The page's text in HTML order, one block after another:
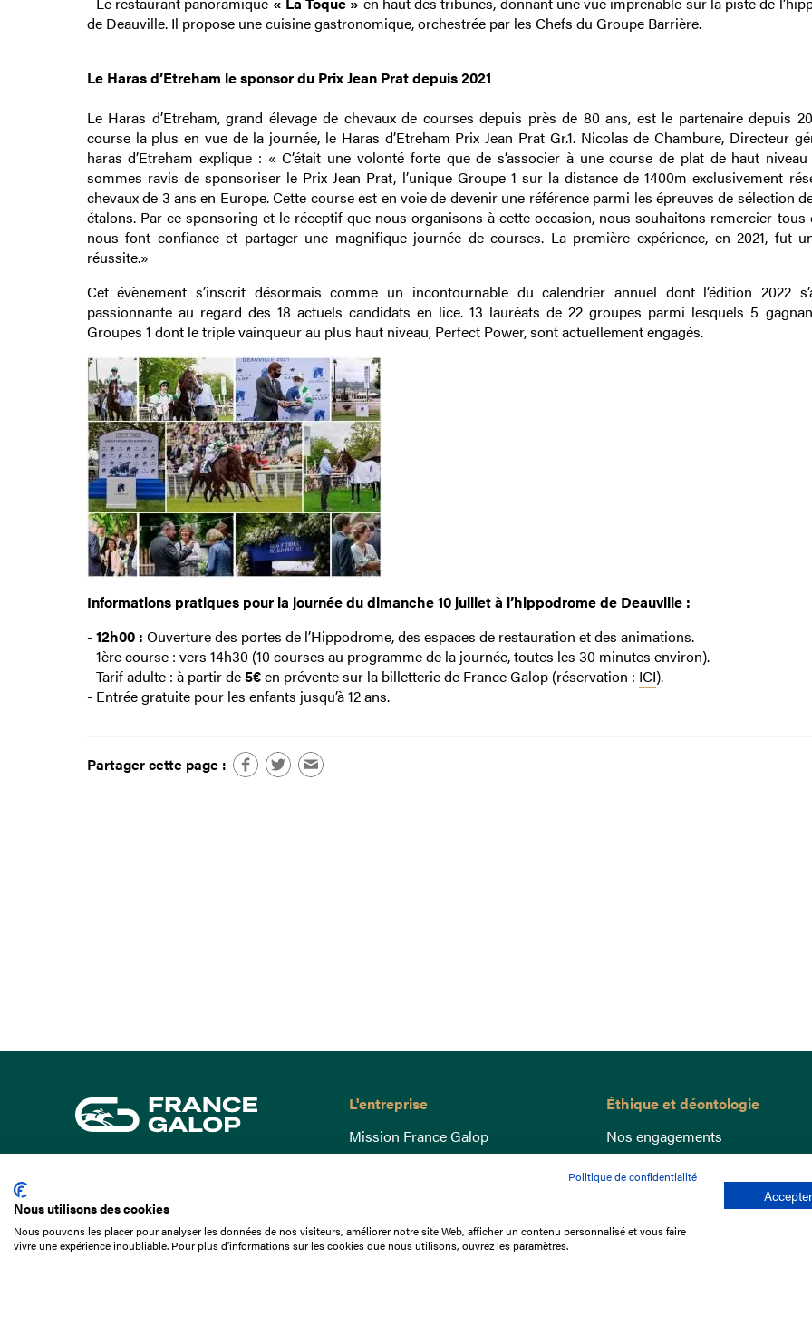
de Deauville. Il propose une cuisine gastronomique, orchestrée par les Chefs du Groupe Barrière.
Le Haras d’Etreham le sponsor du Prix Jean Prat depuis 2021
Le Haras d’Etreham, grand élevage de chevaux de courses depuis près de 80 ans, est le partenaire depuis
course la plus en vue de la journée, le Haras d’Etreham Prix Jean Prat Gr.1. Nicolas de Chambure, Directeur
haras d’Etreham explique : « C’était une volonté forte que de s’associer à une course de plat de haut
sommes ravis de sponsoriser le Prix Jean Prat, l’unique Groupe 1 sur la distance de 1400m exclusivement
chevaux de 3 ans en Europe. Cette course est en voie de devenir une référence parmi les épreuves de sélection
étalons. Par ce sponsoring et le réceptif que nous organisons à cette occasion, nous souhaitons remercier tous
nous font confiance et partager une magnifique journée de courses. La première expérience, en 2021, fut
réussite.»
Cet évènement s’inscrit désormais comme un incontournable du calendrier annuel dont l’édition 2022
passionnante au regard des 18 actuels candidats en lice. 13 lauréats de 22 groupes parmi lesquels 5
Groupes 1 dont le triple vainqueur au plus haut niveau, Perfect Power, sont actuellement engagés.
Informations pratiques pour la journée du dimanche 10 juillet à l’hippodrome de Deauville :
- 12h00 : Ouverture des portes de l’Hippodrome, des espaces de restauration et des animations.
- 1ère course : vers 14h30 (10 courses au programme de la journée, toutes les 30 minutes environ).
- Tarif adulte : à partir de5€en prévente sur la billetterie de France Galop (réservation : ICI).
- Entrée gratuite pour les enfants jusqu’à 12 ans.
Partager cette page :
01 49 10 20 29
L'entreprise
Mission France Galop
Gouvernance
Comprendre les courses
Docuthèque
Éthique et déontologie
Nos engagements
Lutte anti-dopage
Bien être equin
Index Egalité Femmes-Hommes
Jeu responsable
Politique de confidentialité
Nous utilisons des cookies
Nous pouvons les placer pour analyser les données de nos visiteurs, améliorer notre site Web, afficher un contenu personnalisé et vous faire
vivre une expérience inoubliable. Pour plus d'informations sur les cookies que nous utilisons, ouvrez les paramètres.